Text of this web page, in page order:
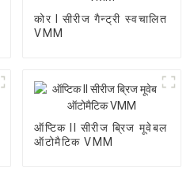
कोर I सीरीज गैन्ट्री स्वचालित
VMM
ऑप्टिक II सीरीज ब्रिज मूवेबल
ऑटोमैटिक VMM